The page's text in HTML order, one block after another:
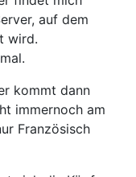
auf dem
wird.
kommt dann
immernoch am
Französisch